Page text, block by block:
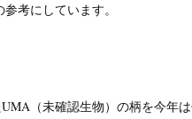
考にしています。
（未確認生物）の柄を今年